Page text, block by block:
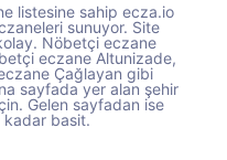
listesine sahip ecza.io
sunuyor. Site
Nöbetçi eczane
eczane Altunizade,
Çağlayan gibi
sayfada yer alan şehir
Gelen sayfadan ise
kadar basit.